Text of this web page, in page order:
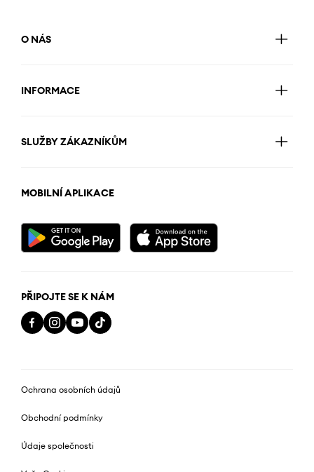
O NÁS
INFORMACE
SLUŽBY ZÁKAZNÍKŮM
MOBILNÍ APLIKACE
PŘIPOJTE SE K NÁM
Ochrana osobních údajů
Obchodní podmínky
Údaje společnosti